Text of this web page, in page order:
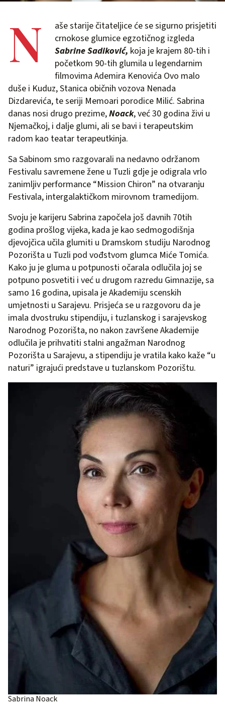
N
aše starije čitateljice će se sigurno prisjetiti
crnokose glumice egzotičnog izgleda
Sabrine Sadiković, koja je krajem 80-tih i
početkom 90-tih glumila u legendarnim
filmovima Ademira Kenovića Ovo malo
duše i Kuduz, Stanica običnih vozova Nenada
Dizdarevića, te seriji Memoari porodice Milić. Sabrina
danas nosi drugo prezime,Noack, već 30 godina živi u
Njemačkoj, i dalje glumi, ali se bavi i terapeutskim
radom kao teatar terapeutkinja.
Sa Sabinom smo razgovarali na nedavno održanom
Festivalu savremene žene u Tuzli gdje je odigrala vrlo
zanimljiv performance “Mission Chiron” na otvaranju
Festivala, intergalaktičkom mirovnom tramedijom.
Svoju je karijeru Sabrina započela još davnih 70tih
godina prošlog vijeka, kada je kao sedmogodišnja
djevojčica učila glumiti u Dramskom studiju Narodnog
Pozorišta u Tuzli pod vođstvom glumca Miće Tomića.
Kako ju je gluma u potpunosti očarala odlučila joj se
potpuno posvetiti i već u drugom razredu Gimnazije, sa
samo 16 godina, upisala je Akademiju scenskih
umjetnosti u Sarajevu. Prisjeća se u razgovoru da je
imala dvostruku stipendiju, i tuzlanskog i sarajevskog
Narodnog Pozorišta, no nakon završene Akademije
odlučila je prihvatiti stalni angažman Narodnog
Pozorišta u Sarajevu, a stipendiju je vratila kako kaže “u
naturi” igrajući predstave u tuzlanskom Pozorištu.
Sabrina Noack